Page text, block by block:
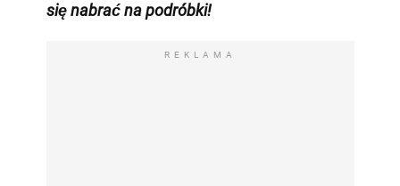
się nabrać na podróbki!
REKLAMA